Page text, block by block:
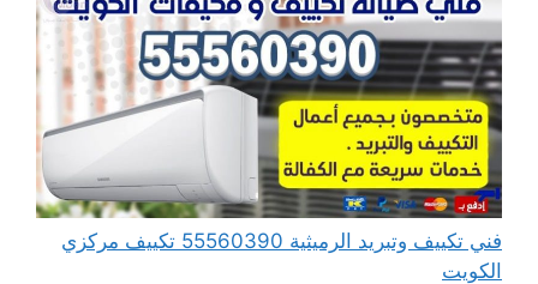
فني تكييف وتبريد الرميثية 55560390 تكييف مركزي
الكويت